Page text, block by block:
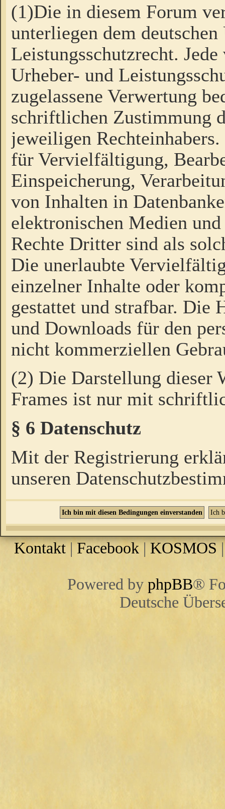
(1)Die in diesem Forum
unterliegen dem
Leistungsschutzrecht.
Urheber- und
zugelassene Verwertung
schriftlichen Zustimmung
jeweiligen
für Vervielfältigung,
Einspeicherung,
von Inhalten in
elektronischen Medien
Rechte Dritter sind als
Die unerlaubte
einzelner Inhalte oder
gestattet und strafbar. Die
und Downloads für den
nicht kommerziellen
(2) Die Darstellung dieser
Frames ist nur mit
§ 6 Datenschutz
Mit der Registrierung
unseren
Kontakt |Facebook | KOSMOS
Powered by phpBB®
Deutsche